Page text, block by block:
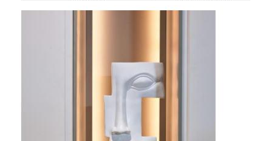
Meble biurowe
Meble tapicerowane